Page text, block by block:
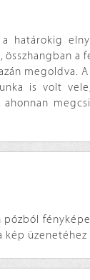
határokig
is volt
üzenetéhez